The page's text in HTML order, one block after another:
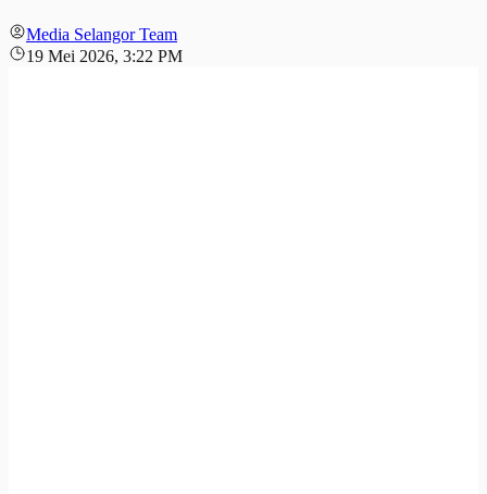
Media Selangor Team
19 Mei 2026, 3:22 PM